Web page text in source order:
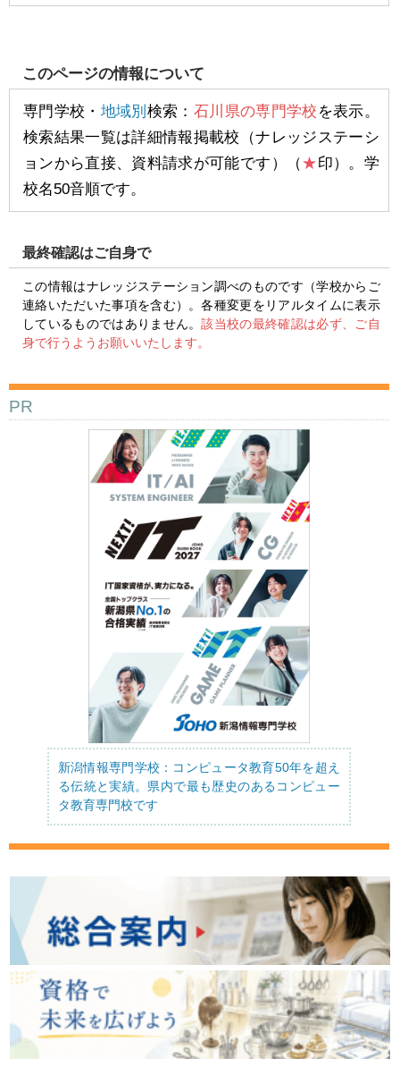
このページの情報について
専門学校・ 地域別 検索： 石川県の専門学校 を表示。
検索結果一覧は詳細情報掲載校（ナレッジステーシ
ョンから直接、資料請求が可能です）（★印）。学
校名50音順です。
最終確認はご自身で
この情報はナレッジステーション調べのものです（学校からご
連絡いただいた事項を含む）。各種変更をリアルタイムに表示
しているものではありません。該当校の最終確認は必ず、ご自
身で行うようお願いいたします。
PR
新潟情報専門学校：コンピュータ教育50年を超え
る伝統と実績。県内で最も歴史のあるコンピュー
タ教育専門校です